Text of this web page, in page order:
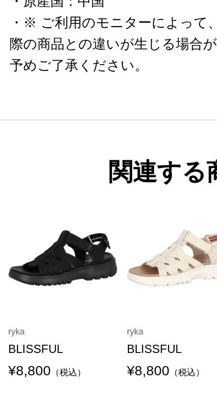
※ ご利用のモニターによって
際の商品との違いが生じる場合
予めご了承ください。
関連する
ryka
BLISSFUL
¥8,800 （税込）
ryka
BLISSFUL
¥8,800 （税込）